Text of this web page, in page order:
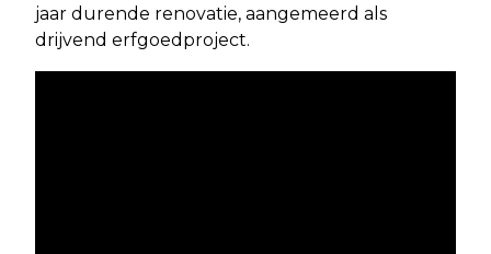
jaar durende renovatie, aangemeerd als
drijvend erfgoedproject.